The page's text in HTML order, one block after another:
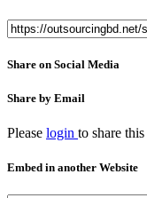
Share on Social Media
Share by Email
Please login to share this
Embed in another Website